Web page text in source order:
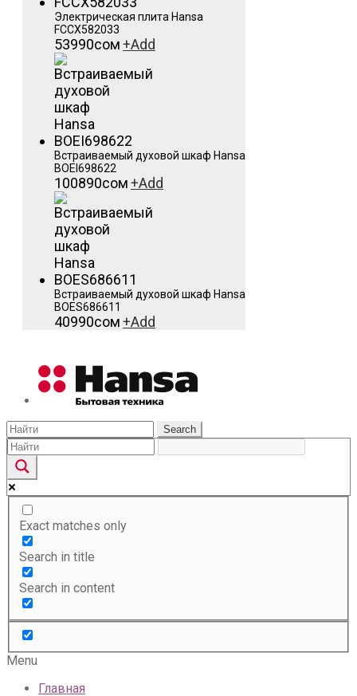
Электрическая плита Hansa
FCCX582033
53990сом+Add
Встраиваемый духовой шкаф Hansa
BOEI698622
100890сом+Add
Встраиваемый духовой шкаф Hansa
BOES686611
40990сом+Add
Search
Exact matches only
Search in title
Search in content
Menu
Главная